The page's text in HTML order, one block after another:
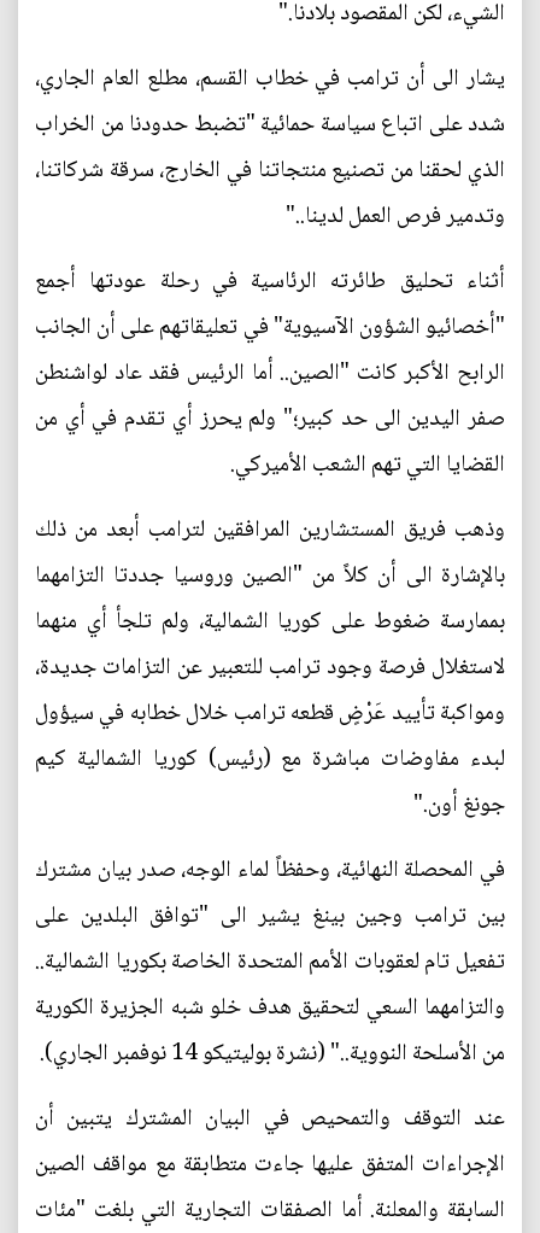
الشيء، لكن المقصود بلادنا."
يشار الى أن ترامب في خطاب القسم، مطلع العام الجاري،
شدد على اتباع سياسة حمائية "تضبط حدودنا من الخراب
الذي لحقنا من تصنيع منتجاتنا في الخارج، سرقة شركاتنا،
وتدمير فرص العمل لدينا.."
أثناء تحليق طائرته الرئاسية في رحلة عودتها أجمع
"أخصائيو الشؤون الآسيوية" في تعليقاتهم على أن الجانب
الرابح الأكبر كانت "الصين.. أما الرئيس فقد عاد لواشنطن
صفر اليدين الى حد كبير؛" ولم يحرز أي تقدم في أي من
القضايا التي تهم الشعب الأميركي.
وذهب فريق المستشارين المرافقين لترامب أبعد من ذلك
بالإشارة الى أن كلاً من "الصين وروسيا جددتا التزامهما
بممارسة ضغوط على كوريا الشمالية، ولم تلجأ أي منهما
لاستغلال فرصة وجود ترامب للتعبير عن التزامات جديدة،
ومواكبة تأييد عَرْضٍ قطعه ترامب خلال خطابه في سيؤول
لبدء مفاوضات مباشرة مع (رئيس) كوريا الشمالية كيم
جونغ أون."
في المحصلة النهائية، وحفظاً لماء الوجه، صدر بيان مشترك
بين ترامب وجين بينغ يشير الى "توافق البلدين على
تفعيل تام لعقوبات الأمم المتحدة الخاصة بكوريا الشمالية..
والتزامهما السعي لتحقيق هدف خلو شبه الجزيرة الكورية
من الأسلحة النووية.." (نشرة بوليتيكو 14 نوفمبر الجاري).
عند التوقف والتمحيص في البيان المشترك يتبين أن
الإجراءات المتفق عليها جاءت متطابقة مع مواقف الصين
السابقة والمعلنة. أما الصفقات التجارية التي بلغت "مئات